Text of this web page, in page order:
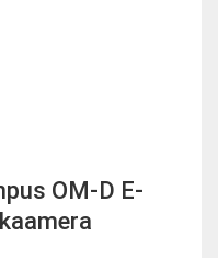
OM-D E-